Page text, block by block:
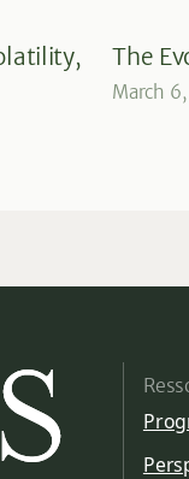
The
March